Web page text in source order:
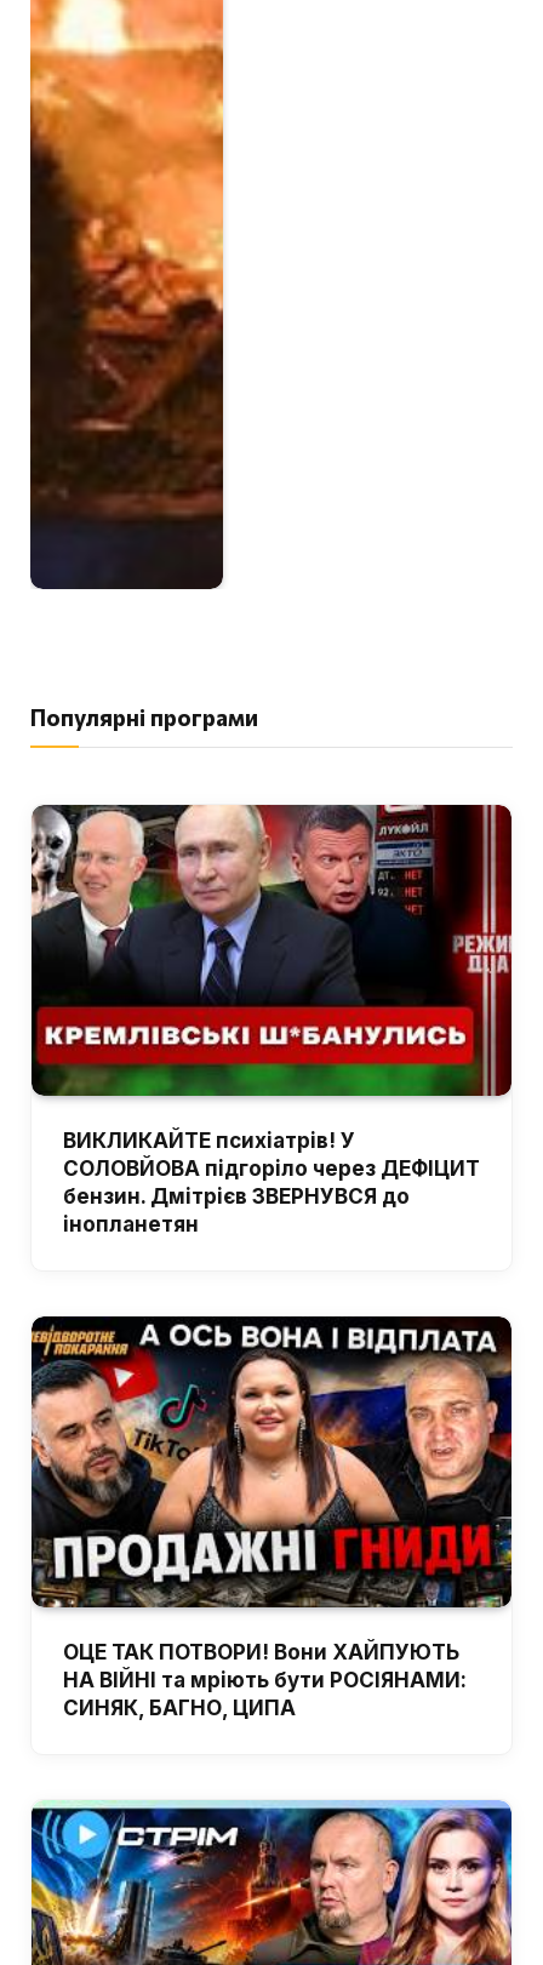
Популярні програми
ВИКЛИКАЙТЕ психіатрів! У
СОЛОВЙОВА підгоріло через ДЕФІЦИТ
бензин. Дмітрієв ЗВЕРНУВСЯ до
інопланетян
ОЦЕ ТАК ПОТВОРИ! Вони ХАЙПУЮТЬ
НА ВІЙНІ та мріють бути РОСІЯНАМИ:
СИНЯК, БАГНО, ЦИПА